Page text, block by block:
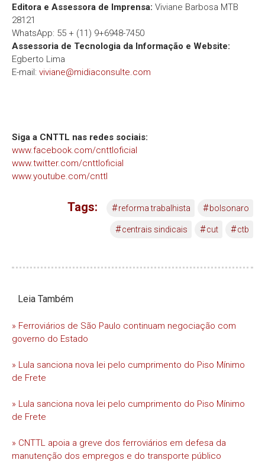
Editora e Assessora de Imprensa: Viviane Barbosa MTB
28121
WhatsApp: 55 + (11) 9+6948-7450
Assessoria de Tecnologia da Informação e Website:
Egberto Lima
E-mail: viviane@midiaconsulte.com
Siga a CNTTL nas redes sociais:
www.facebook.com/cnttloficial
www.twitter.com/cnttloficial
www.youtube.com/cnttl
Tags: #reforma trabalhista #bolsonaro
#centrais sindicais #cut #ctb
Leia Também
» Ferroviários de São Paulo continuam negociação com
governo do Estado
» Lula sanciona nova lei pelo cumprimento do Piso Mínimo
de Frete
» Lula sanciona nova lei pelo cumprimento do Piso Mínimo
de Frete
» CNTTL apoia a greve dos ferroviários em defesa da
manutenção dos empregos e do transporte público